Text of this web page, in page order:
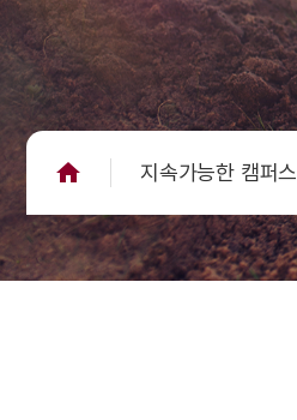
지속가능한 캠퍼스